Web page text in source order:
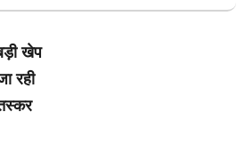
खेप
रही